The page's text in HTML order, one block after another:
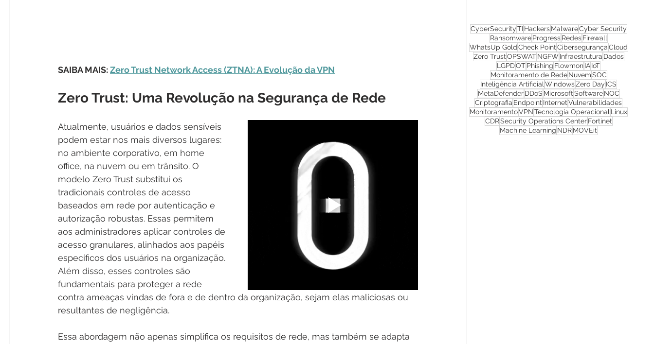
SAIBA MAIS: Zero Trust Network Access (ZTNA): A Evolução da VPN
Zero Trust: Uma Revolução na Segurança de Rede
Atualmente, usuários e dados sensíveis
podem estar nos mais diversos lugares:
no ambiente corporativo, em home
office, na nuvem ou em trânsito. O
modelo Zero Trust substitui os
tradicionais controles de acesso
baseados em rede por autenticação e
autorização robustas. Essas permitem
aos administradores aplicar controles de
acesso granulares, alinhados aos papéis
específicos dos usuários na organização.
Além disso, esses controles são
fundamentais para proteger a rede
contra ameaças vindas de fora e de dentro da organização, sejam elas maliciosas ou
resultantes de negligência.
Essa abordagem não apenas simplifica os requisitos de rede, mas também se adapta
CyberSecurityTI Hackers MalwareCyber Security
Ransomware Progress Redes Firewall
WhatsUp GoldCheck PointCibersegurançaCloud
Zero TrustOPSWAT NGFW Infraestrutura Dados
LGPDOTPhishing FlowmonIAIoT
Monitoramento de Rede NuvemSOC
Inteligência Artificial WindowsZero Day ICS
MetaDefender DDoS MicrosoftSoftware NOC
Criptografia Endpoint InternetVulnerabilidades
MonitoramentoVPNTecnologia Operacional Linux
CDRSecurity Operations Center Fortinet
Machine Learning NDRMOVEit